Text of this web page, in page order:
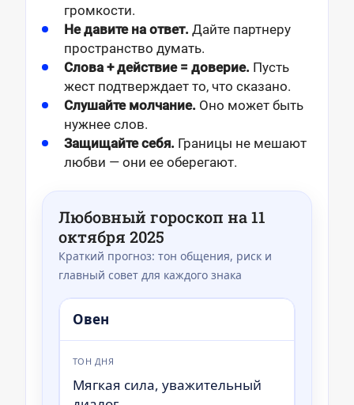
громкости.
Не давите на ответ. Дайте партнеру
пространство думать.
Слова + действие = доверие. Пусть
жест подтверждает то, что сказано.
Слушайте молчание. Оно может быть
нужнее слов.
Защищайте себя. Границы не мешают
любви — они ее оберегают.
Любовный гороскоп на 11
октября 2025
Краткий прогноз: тон общения, риск и
главный совет для каждого знака
Овен
ТОН ДНЯ
Мягкая сила, уважительный